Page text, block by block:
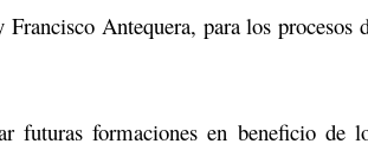
Antequera, para los procesos
futuras formaciones en beneficio de